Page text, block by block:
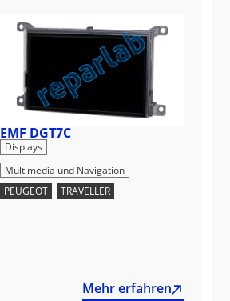
EMF DGT7C
Displays
Multimedia und Navigation
PEUGEOT
TRAVELLER
Mehr erfahren